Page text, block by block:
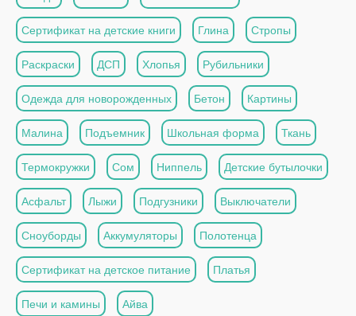
Сертификат на детские книги Глина Стропы
Раскраски ДСП Хлопья Рубильники
Одежда для новорожденных Бетон Картины
Малина Подъемник Школьная форма Ткань
Термокружки Сом Ниппель Детские бутылочки
Асфальт Лыжи Подгузники Выключатели
Сноуборды Аккумуляторы Полотенца
Сертификат на детское питание Платья
Печи и камины Айва